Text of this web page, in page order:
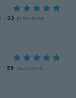
· 22 przesłane
· 35 przesłane